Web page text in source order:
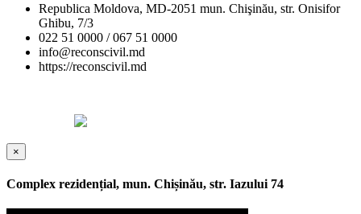
Republica Moldova, MD-2051 mun. Chişinău, str. Onisifor
Ghibu, 7/3
022 51 0000 / 067 51 0000
info@reconscivil.md
https://reconscivil.md
×
Complex rezidențial, mun. Chișinău, str. Iazului 74